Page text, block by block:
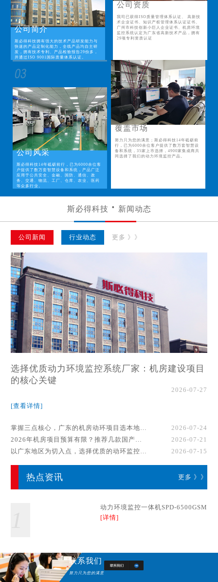
公司简介
斯必得科技拥有强大的技术产品研发能力与
快速的产品定制化能力，全线产品均自主研
发，拥有技术专利、产品检验报告29份多，
并通过ISO 9001国际质量体系认证。
公司资质
我司已获得ISO质量管理体系认证、 高新技
术企业证书、知识产权管理体系认证证书、
广州市科技创新小巨人企业证书、机房环境
监控系统认定为广东省高新技术产品，拥有
29项专利资质认证
公司风采
斯必得科技14年砥砺前行，已为6000余位客
户提供了数万套智慧设备和系统，产品广泛
应用于公共安全、金融、国防、通信、政
务、交通、物流、工厂、仓库、农业、医药
等众多行业。
覆盖市场
努力只为您的满意；斯必得科技14年砥砺前
行，已为6000余位客户提供了数万套智慧设
备和系统，35家上市选择，4900家集成商共
同选择了我们的动力环境监控产品。
斯必得科技 新闻动态
公司新闻 行业动态 更多 》》
选择优质动力环境监控系统厂家：机房建设项目
的核心关键
2026-07-27
[查看详情]
掌握三点核心，广东的机房动环项目选本地厂家事半功倍！
2026-07-24
2026年机房项目预算有限？推荐几款国产动环监控系统品牌
2026-07-21
以广东地区为切入点，选择优质的动环监控系统厂家
2026-07-15
热点资讯 更多 》》
动力环境监控一体机SPD-6500GSM
[详情]
联系我们
努力只为您的满意